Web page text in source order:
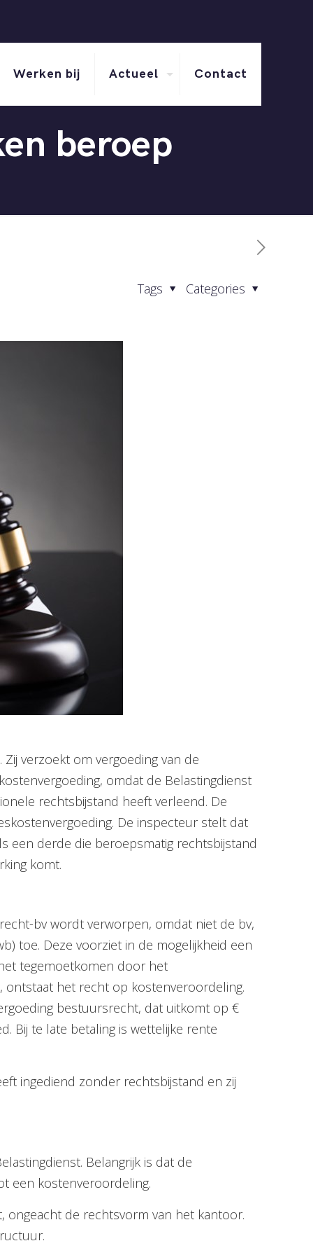
Werken bij Actueel Contact
beroep
Categories
Tags
verzoekt om vergoeding van de
omdat de Belastingdienst
rechtsbijstand heeft verleend. De
De inspecteur stelt dat
een derde die beroepsmatig rechtsbijstand
komt.
bv wordt verworpen, omdat niet de bv,
toe. Deze voorziet in de mogelijkheid een
tegemoetkomen door het
het recht op kostenveroordeling.
bestuursrecht, dat uitkomt op €
Bij te late betaling is wettelijke rente
ingediend zonder rechtsbijstand en zij
Belangrijk is dat de
een kostenveroordeling.
ongeacht de rechtsvorm van het kantoor.